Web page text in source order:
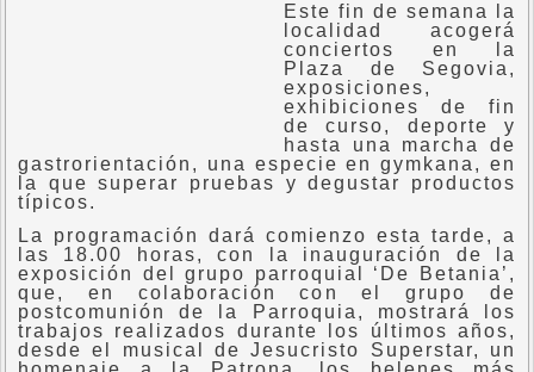
Este fin de semana la
localidad acogerá
conciertos en la
Plaza de Segovia,
exposiciones,
exhibiciones de fin
de curso, deporte y
hasta una marcha de
gastrorientación, una especie en gymkana, en
la que superar pruebas y degustar productos
típicos.
La programación dará comienzo esta tarde, a
las 18.00 horas, con la inauguración de la
exposición del grupo parroquial ‘De Betania’,
que, en colaboración con el grupo de
postcomunión de la Parroquia, mostrará los
trabajos realizados durante los últimos años,
desde el musical de Jesucristo Superstar, un